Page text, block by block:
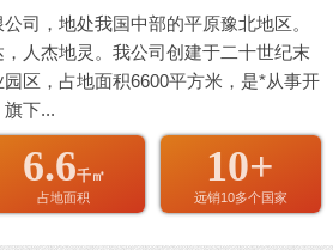
司，地处我国中部的平原豫北地区。
人杰地灵。我公司创建于二十世纪末
区，占地面积6600平方米，是*从事开
下...
6.6千㎡
占地面积
10+
远销10多个国家